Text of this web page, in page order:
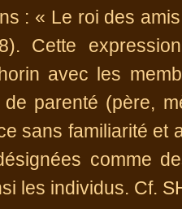
: « Le roi des
Cette
avec les
parenté (père,
sans familiarité et
comme
les individus. Cf.